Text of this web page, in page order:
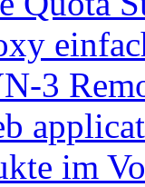
3
im